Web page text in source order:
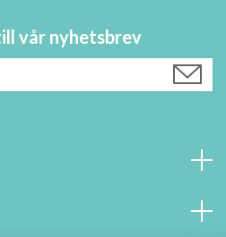
vår nyhetsbrev